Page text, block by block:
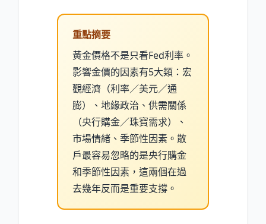
重點摘要
黃金價格不是只看Fed利率。
影響金價的因素有5大類：宏
觀經濟（利率／美元／通
膨）、地緣政治、供需關係
（央行購金／珠寶需求）、
市場情緒、季節性因素。散
戶最容易忽略的是央行購金
和季節性因素，這兩個在過
去幾年反而是重要支撐。